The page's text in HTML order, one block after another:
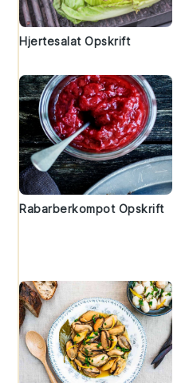
Hjertesalat Opskrift
Rabarberkompot Opskrift